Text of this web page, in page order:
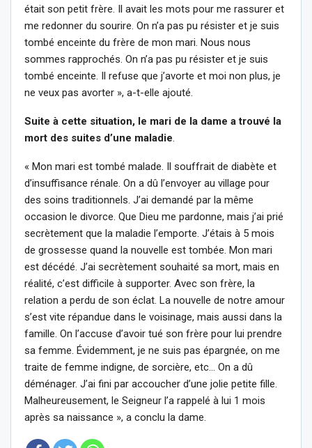
était son petit frère. Il avait les mots pour me rassurer et
me redonner du sourire. On n’a pas pu résister et je suis
tombé enceinte du frère de mon mari. Nous nous
sommes rapprochés. On n’a pas pu résister et je suis
tombé enceinte. Il refuse que j’avorte et moi non plus, je
ne veux pas avorter », a-t-elle ajouté.
Suite à cette situation, le mari de la dame a trouvé la
mort des suites d’une maladie.
« Mon mari est tombé malade. Il souffrait de diabète et
d’insuffisance rénale. On a dû l’envoyer au village pour
des soins traditionnels. J’ai demandé par la même
occasion le divorce. Que Dieu me pardonne, mais j’ai prié
secrètement que la maladie l’emporte. J’étais à 5 mois
de grossesse quand la nouvelle est tombée. Mon mari
est décédé. J’ai secrètement souhaité sa mort, mais en
réalité, c’est difficile à supporter. Avec son frère, la
relation a perdu de son éclat. La nouvelle de notre amour
s’est vite répandue dans le voisinage, mais aussi dans la
famille. On l’accuse d’avoir tué son frère pour lui prendre
sa femme. Évidemment, je ne suis pas épargnée, on me
traite de femme indigne, de sorcière, etc… On a dû
déménager. J’ai fini par accoucher d’une jolie petite fille.
Malheureusement, le Seigneur l’a rappelé à lui 1 mois
après sa naissance », a conclu la dame.